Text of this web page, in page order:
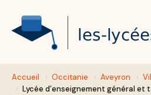
Accueil › Occitanie › Aveyron ›
› Lycée d’enseignement général et